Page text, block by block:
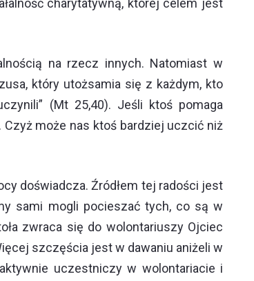
charytatywną, której celem jest
na rzecz innych. Natomiast w
który utożsamia się z każdym, kto
(Mt 25,40). Jeśli ktoś pomaga
Czyż może nas ktoś bardziej uczcić niż
doświadcza. Źródłem tej radości jest
sami mogli pocieszać tych, co są w
zwraca się do wolontariuszy Ojciec
szczęścia jest w dawaniu aniżeli w
uczestniczy w wolontariacie i